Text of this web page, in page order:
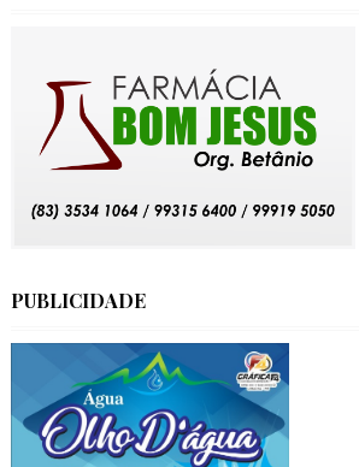
PUBLICIDADE